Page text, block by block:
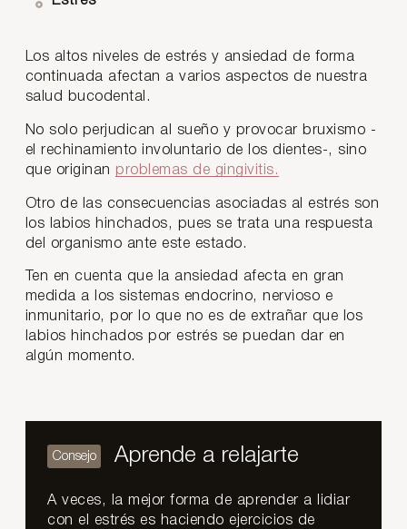
Los altos niveles de estrés y ansiedad de forma
continuada afectan a varios aspectos de nuestra
salud bucodental.
No solo perjudican al sueño y provocar bruxismo -
el rechinamiento involuntario de los dientes-, sino
que originan problemas de gingivitis.
Otro de las consecuencias asociadas al estrés son
los labios hinchados, pues se trata una respuesta
del organismo ante este estado.
Ten en cuenta que la ansiedad afecta en gran
medida a los sistemas endocrino, nervioso e
inmunitario, por lo que no es de extrañar que los
labios hinchados por estrés se puedan dar en
algún momento.
Aprende a relajarte
A veces, la mejor forma de aprender a lidiar
con el estrés es haciendo ejercicios de